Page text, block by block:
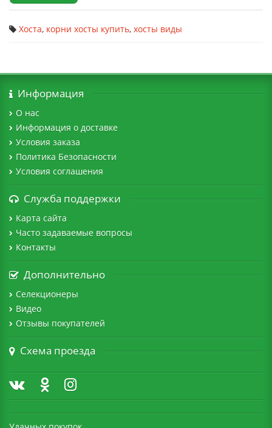
Хоста, корни хосты купить, хосты виды
Информация
О нас
Информация о доставке
Условия заказа
Политика Безопасности
Условия соглашения
Служба поддержки
Карта сайта
Часто задаваемые вопросы
Контакты
Дополнительно
Селекционеры
Видео
Отзывы покупателей
Схема проезда